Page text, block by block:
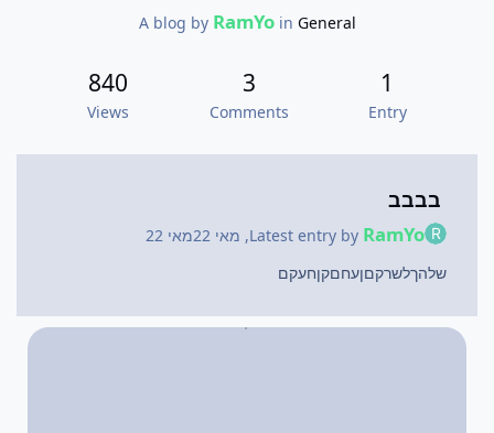
A blog by RamYoin General
1
Entry
3
Comments
840
Views
בבבב
Latest entry by RamYo
, מאי 22
מאי 22
שלהךלשרקםןעחםקןחעקם